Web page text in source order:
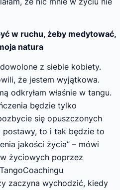
w ruchu, żeby medytować,
natura
z siebie kobiety.
że jestem wyjątkowa.
odkryłam właśnie w tangu.
będzie tylko
się opuszczonych
postawy, to i tak będzie to
jakości życia” – mówi
życiowych poprzez
zaczyna wychodzić, kiedy